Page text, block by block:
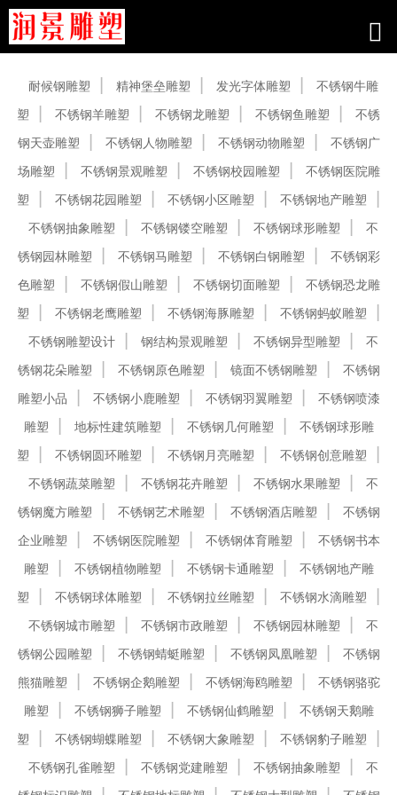
耐候钢雕塑 精神堡垒雕塑 发光字体雕塑
不锈钢牛雕
塑
不锈钢羊雕塑 不锈钢龙雕塑 不锈钢鱼雕塑
不锈
钢天壶雕塑
不锈钢人物雕塑 不锈钢动物雕塑
不锈钢广
场雕塑
不锈钢景观雕塑 不锈钢校园雕塑
不锈钢医院雕
塑
不锈钢花园雕塑 不锈钢小区雕塑
不锈钢地产雕塑
不锈钢抽象雕塑
不锈钢镂空雕塑 不锈钢球形雕塑
不
锈钢园林雕塑
不锈钢马雕塑 不锈钢白钢雕塑
不锈钢彩
色雕塑
不锈钢假山雕塑 不锈钢切面雕塑
不锈钢恐龙雕
塑
不锈钢老鹰雕塑 不锈钢海豚雕塑
不锈钢蚂蚁雕塑
不锈钢雕塑设计
钢结构景观雕塑 不锈钢异型雕塑
不
锈钢花朵雕塑
不锈钢原色雕塑 镜面不锈钢雕塑
不锈钢
雕塑小品
不锈钢小鹿雕塑 不锈钢羽翼雕塑
不锈钢喷漆
雕塑
地标性建筑雕塑 不锈钢几何雕塑
不锈钢球形雕
塑
不锈钢圆环雕塑 不锈钢月亮雕塑
不锈钢创意雕塑
不锈钢蔬菜雕塑
不锈钢花卉雕塑 不锈钢水果雕塑
不
锈钢魔方雕塑
不锈钢艺术雕塑 不锈钢酒店雕塑
不锈钢
企业雕塑
不锈钢医院雕塑 不锈钢体育雕塑
不锈钢书本
雕塑
不锈钢植物雕塑 不锈钢卡通雕塑
不锈钢地产雕
塑
不锈钢球体雕塑 不锈钢拉丝雕塑
不锈钢水滴雕塑
不锈钢城市雕塑
不锈钢市政雕塑 不锈钢园林雕塑
不
锈钢公园雕塑
不锈钢蜻蜓雕塑 不锈钢凤凰雕塑
不锈钢
熊猫雕塑
不锈钢企鹅雕塑 不锈钢海鸥雕塑
不锈钢骆驼
雕塑
不锈钢狮子雕塑 不锈钢仙鹤雕塑
不锈钢天鹅雕
塑
不锈钢蝴蝶雕塑 不锈钢大象雕塑
不锈钢豹子雕塑
不锈钢孔雀雕塑
不锈钢党建雕塑 不锈钢抽象雕塑
不